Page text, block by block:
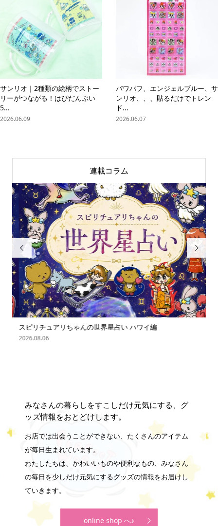
サンリオ｜2種類の絵柄でストー
リーがつながる！はぴだんぶい
5...
2026.06.09
パワパフ、エンジェルブルー、サ
ンリオ、、、貼るだけでトレン
ド...
2026.06.07
連載コラム

スピリチュアリちゃんの世界星占い ハワイ編
2026.08.06

みなさんの暮らしをすこしだけ元気にする、グ
ッズ情報をおとどけします。
お店では出会うことができない、たくさんのアイテム
が毎日生まれています。
わたしたちは、かわいいものや便利なもの、みなさん
の毎日を少しだけ元気にするグッズの情報をお届けし
ていきます。
online shop へ♪